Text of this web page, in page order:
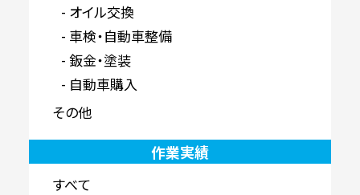
オイル交換
車検・自動車整備
鈑金・塗装
自動車購入
その他
作業実績
すべて